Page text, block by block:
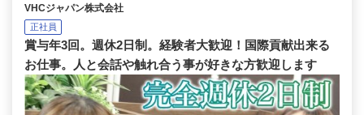
VHCジャパン株式会社
正社員
賞与年3回。週休2日制。経験者大歓迎！国際貢献出来る
お仕事。人と会話や触れ合う事が好きな方歓迎します